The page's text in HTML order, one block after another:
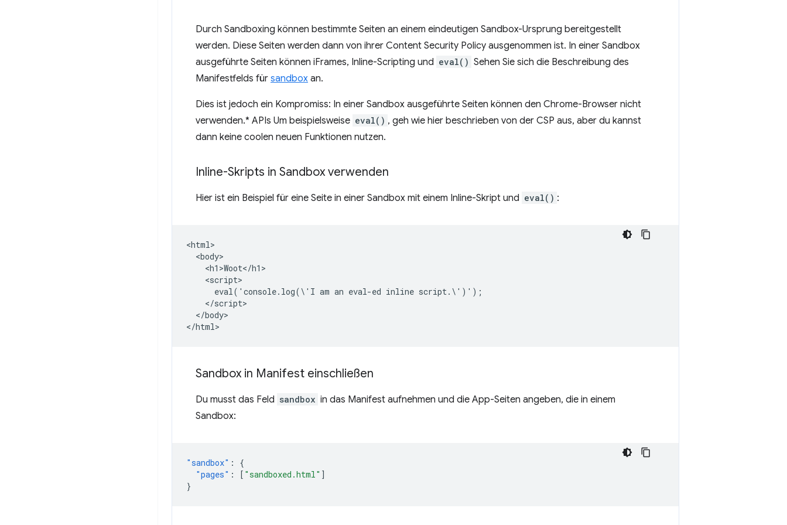
Durch Sandboxing können bestimmte Seiten an einem eindeutigen Sandbox-Ursprung bereitgestellt
werden. Diese Seiten werden dann von ihrer Content Security Policy ausgenommen ist. In einer Sandbox
ausgeführte Seiten können iFrames, Inline-Scripting und eval() Sehen Sie sich die Beschreibung des
Manifestfelds für sandbox an.
Dies ist jedoch ein Kompromiss: In einer Sandbox ausgeführte Seiten können den Chrome-Browser nicht
verwenden.* APIs Um beispielsweise eval() , geh wie hier beschrieben von der CSP aus, aber du kannst
dann keine coolen neuen Funktionen nutzen.
Inline-Skripts in Sandbox verwenden
Hier ist ein Beispiel für eine Seite in einer Sandbox mit einem Inline-Skript und eval() :
<html>
  <body>
    <h1>Woot</h1>
    <script>
      eval('console.log(\'I am an eval-ed inline script.\')');
    </script>
  </body>
Sandbox in Manifest einschließen
Du musst das Feld sandbox in das Manifest aufnehmen und die App-Seiten angeben, die in einem
Sandbox:
"sandbox" :
{
"pages" : [ "sandboxed.html" ]
}